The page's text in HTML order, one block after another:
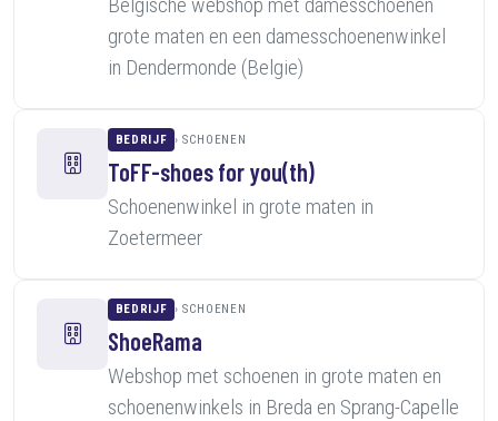
grote maten en een damesschoenenwinkel
in Dendermonde (Belgie)
BEDRIJF SCHOENEN
ToFF-shoes for you(th)
Schoenenwinkel in grote maten in
Zoetermeer
BEDRIJF SCHOENEN
ShoeRama
Webshop met schoenen in grote maten en
schoenenwinkels in Breda en Sprang-Capelle